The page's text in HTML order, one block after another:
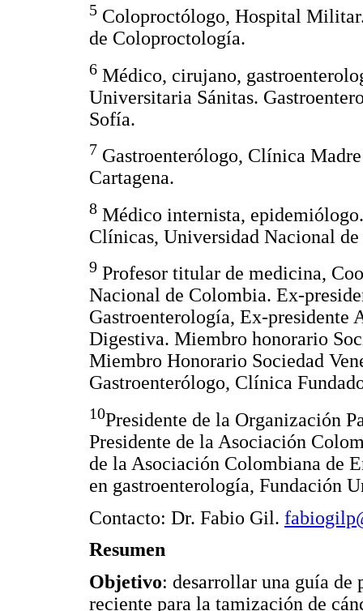
5 Coloproctólogo, Hospital
de Coloproctología.
6 Médico, cirujano,
Universitaria Sánitas.
Sofía.
7 Gastroenterólogo, Clínica
Cartagena.
8 Médico internista,
Clínicas, Universidad Nacional
9 Profesor titular de medicina,
Nacional de Colombia. Ex-
Gastroenterología, Ex-presidente
Digestiva. Miembro honorario
Miembro Honorario Sociedad
Gastroenterólogo, Clínica
10Presidente de la Organización
Presidente de la Asociación
de la Asociación Colombiana de
en gastroenterología, Fundación
Contacto: Dr. Fabio Gil.
Resumen
Objetivo: desarrollar una guía
reciente para la tamización de